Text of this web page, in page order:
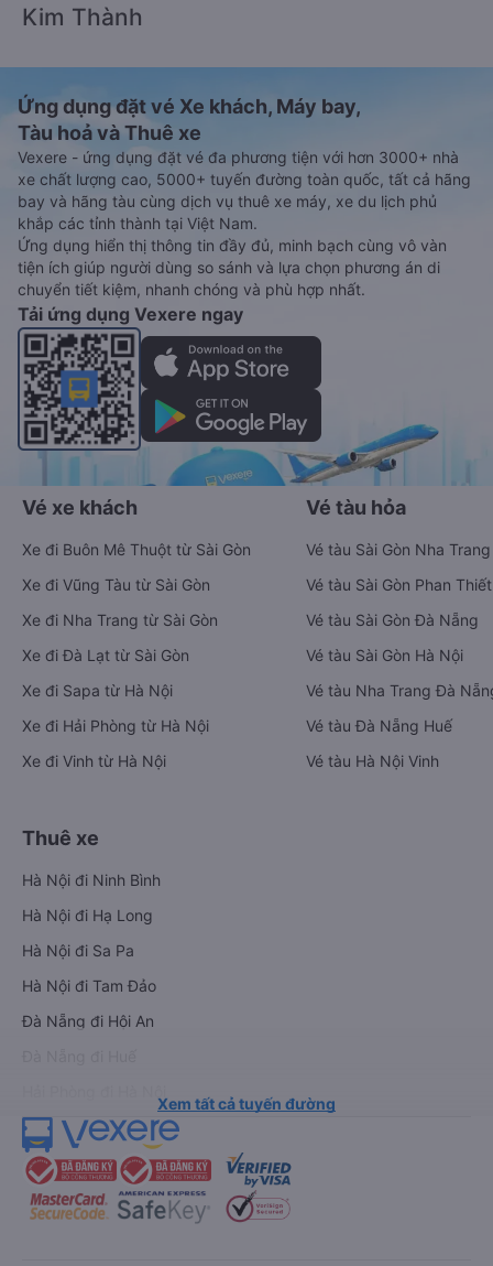
Kim Thành
Ứng dụng đặt vé Xe khách, Máy bay,
Tàu hoả và Thuê xe
Vexere - ứng dụng đặt vé đa phương tiện với hơn 3000+ nhà
xe chất lượng cao, 5000+ tuyến đường toàn quốc, tất cả hãng
bay và hãng tàu cùng dịch vụ thuê xe máy, xe du lịch phủ
khắp các tỉnh thành tại Việt Nam.
Ứng dụng hiển thị thông tin đầy đủ, minh bạch cùng vô vàn
tiện ích giúp người dùng so sánh và lựa chọn phương án di
chuyển tiết kiệm, nhanh chóng và phù hợp nhất.
Tải ứng dụng Vexere ngay
Vé xe khách
Xe đi Buôn Mê Thuột từ Sài Gòn
Xe đi Vũng Tàu từ Sài Gòn
Xe đi Nha Trang từ Sài Gòn
Xe đi Đà Lạt từ Sài Gòn
Xe đi Sapa từ Hà Nội
Xe đi Hải Phòng từ Hà Nội
Xe đi Vinh từ Hà Nội
Vé tàu hỏa
Vé tàu Sài Gòn Nha Trang
Vé tàu Sài Gòn Phan Thiết
Vé tàu Sài Gòn Đà Nẵng
Vé tàu Sài Gòn Hà Nội
Vé tàu Nha Trang Đà
Vé tàu Đà Nẵng Huế
Vé tàu Hà Nội Vinh
Thuê xe
Hà Nội đi Ninh Bình
Hà Nội đi Hạ Long
Hà Nội đi Sa Pa
Hà Nội đi Tam Đảo
Đà Nẵng đi Hội An
Xem tất cả tuyến đường